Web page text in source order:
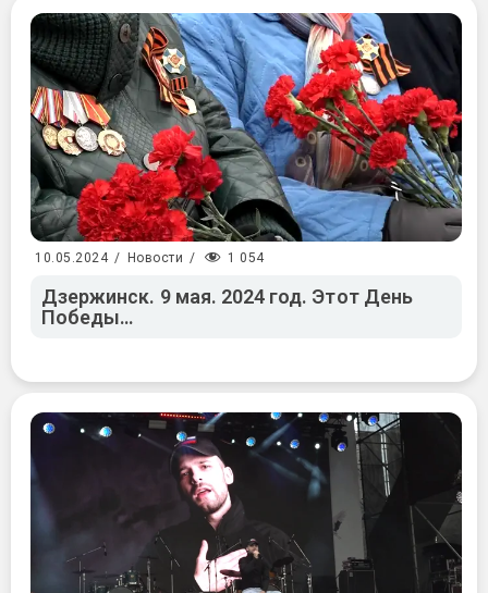
10.05.2024 / Новости / 1 054
Дзержинск. 9 мая. 2024 год. Этот День
Победы…